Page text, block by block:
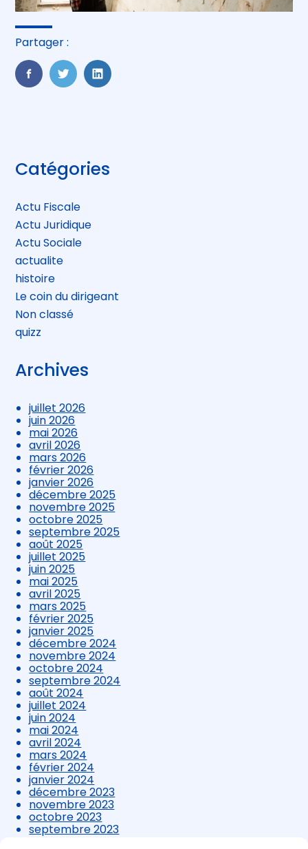
Partager :
FaceBook
TwitterLinkedIn
Blog
sidebar
Catégories
Actu Fiscale
Actu Juridique
Actu Sociale
actualite
histoire
Le coin du dirigeant
Non classé
quizz
Archives
juillet 2026
juin 2026
mai 2026
avril 2026
mars 2026
février 2026
janvier 2026
décembre 2025
novembre 2025
octobre 2025
septembre 2025
août 2025
juillet 2025
juin 2025
mai 2025
avril 2025
mars 2025
février 2025
janvier 2025
décembre 2024
novembre 2024
octobre 2024
septembre 2024
août 2024
juillet 2024
juin 2024
mai 2024
avril 2024
mars 2024
février 2024
janvier 2024
décembre 2023
novembre 2023
octobre 2023
septembre 2023
août 2023